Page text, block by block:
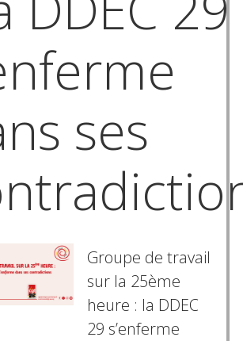
ses
Groupe de travail
sur la 25ème
heure : la DDEC
29 s’enferme